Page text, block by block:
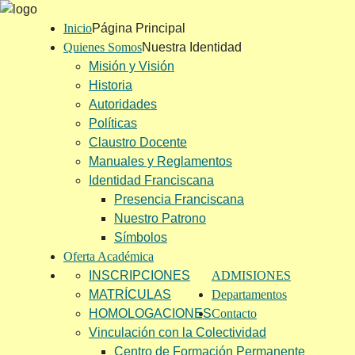
InicioPágina Principal
Quienes SomosNuestra Identidad
Misión y Visión
Historia
Autoridades
Políticas
Claustro Docente
Manuales y Reglamentos
Identidad Franciscana
Presencia Franciscana
Nuestro Patrono
Símbolos
Oferta Académica
ADMISIONES
INSCRIPCIONES
MATRÍCULAS
HOMOLOGACIONES
Departamentos
Vinculación con la Colectividad
Centro de Formación Permanente
Contacto